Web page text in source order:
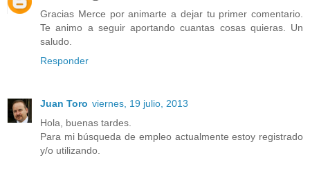
Gracias Merce por animarte a dejar tu primer comentario.
Te animo a seguir aportando cuantas cosas quieras. Un
saludo.
Responder
Juan Toro viernes, 19 julio, 2013
Hola, buenas tardes.
Para mi búsqueda de empleo actualmente estoy registrado
y/o utilizando.